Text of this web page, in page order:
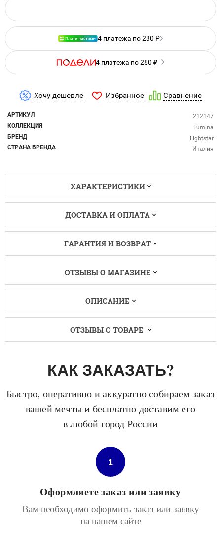
4 платежа по 280 ₽
4 платежа по 280 Р
Хочу дешевле Избранное Сравнение
АРТИКУЛ
212147
КОЛЛЕКЦИЯ
Lumina
БРЕНД
Lightstar
СТРАНА БРЕНДА
Италия
ХАРАКТЕРИСТИКИ
ДОСТАВКА И ОПЛАТА
ГАРАНТИЯ И ВОЗВРАТ
ОТЗЫВЫ О МАГАЗИНЕ
ОПИСАНИЕ
ОТЗЫВЫ О ТОВАРЕ
КАК ЗАКАЗАТЬ?
Быстро, оперативно и аккуратно собираем заказ
вашей мечты и бесплатно доставим его
в любой город России
1
Оформляете заказ или заявку
Вам необходимо оформить заказ или заявку
на нашем сайте